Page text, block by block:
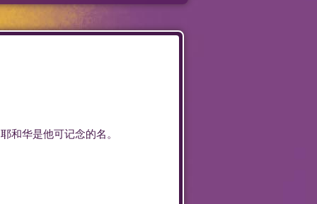
耶和华是他可记念的名 。